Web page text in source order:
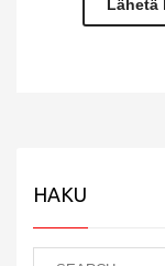
HAKU